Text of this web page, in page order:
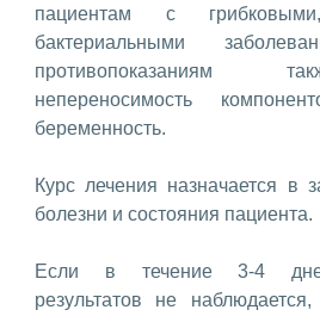
пациентам с
бактериальными
противопоказаниям
непереносимость
беременность.
Курс лечения назначается в
болезни и состояния пациента.
Если в течение 3-4
результатов не